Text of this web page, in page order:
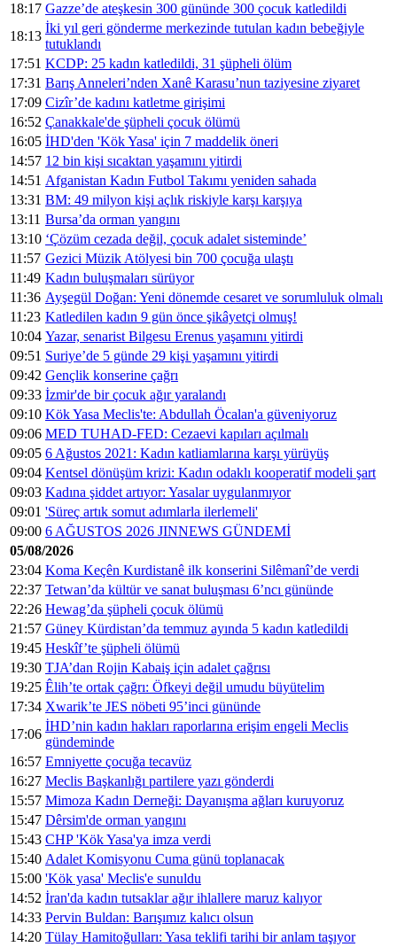
18:17 Gazze’de ateşkesin 300 gününde 300 çocuk katledildi
18:13
İki yıl geri gönderme merkezinde tutulan kadın bebeğiyle
tutuklandı
17:51 KCDP: 25 kadın katledildi, 31 şüpheli ölüm
17:31 Barış Anneleri’nden Xanê Karasu’nun taziyesine ziyaret
17:09 Cizîr’de kadını katletme girişimi
16:52 Çanakkale'de şüpheli çocuk ölümü
16:05 İHD'den 'Kök Yasa' için 7 maddelik öneri
14:57 12 bin kişi sıcaktan yaşamını yitirdi
14:51 Afganistan Kadın Futbol Takımı yeniden sahada
13:31 BM: 49 milyon kişi açlık riskiyle karşı karşıya
13:11 Bursa’da orman yangını
13:10 ‘Çözüm cezada değil, çocuk adalet sisteminde’
11:57 Gezici Müzik Atölyesi bin 700 çocuğa ulaştı
11:49 Kadın buluşmaları sürüyor
11:36 Ayşegül Doğan: Yeni dönemde cesaret ve sorumluluk olmalı
11:23 Katledilen kadın 9 gün önce şikâyetçi olmuş!
10:04 Yazar, senarist Bilgesu Erenus yaşamını yitirdi
09:51 Suriye’de 5 günde 29 kişi yaşamını yitirdi
09:42 Gençlik konserine çağrı
09:33 İzmir'de bir çocuk ağır yaralandı
09:10 Kök Yasa Meclis'te: Abdullah Öcalan'a güveniyoruz
09:06 MED TUHAD-FED: Cezaevi kapıları açılmalı
09:05 6 Ağustos 2021: Kadın katliamlarına karşı yürüyüş
09:04 Kentsel dönüşüm krizi: Kadın odaklı kooperatif modeli şart
09:03 Kadına şiddet artıyor: Yasalar uygulanmıyor
09:01 'Süreç artık somut adımlarla ilerlemeli'
09:00 6 AĞUSTOS 2026 JINNEWS GÜNDEMİ
05/08/2026
23:04 Koma Keçên Kurdistanê ilk konserini Silêmanî’de verdi
22:37 Tetwan’da kültür ve sanat buluşması 6’ncı gününde
22:26 Hewag’da şüpheli çocuk ölümü
21:57 Güney Kürdistan’da temmuz ayında 5 kadın katledildi
19:45 Heskîf’te şüpheli ölümü
19:30 TJA’dan Rojin Kabaiş için adalet çağrısı
19:25 Êlih’te ortak çağrı: Öfkeyi değil umudu büyütelim
17:34 Xwarik’te JES nöbeti 95’inci gününde
17:06
İHD’nin kadın hakları raporlarına erişim engeli Meclis
gündeminde
16:57 Emniyette çocuğa tecavüz
16:27 Meclis Başkanlığı partilere yazı gönderdi
15:57 Mimoza Kadın Derneği: Dayanışma ağları kuruyoruz
15:47 Dêrsim'de orman yangını
15:43 CHP 'Kök Yasa'ya imza verdi
15:40 Adalet Komisyonu Cuma günü toplanacak
15:00 'Kök yasa' Meclis'e sunuldu
14:52 İran'da kadın tutsaklar ağır ihlallere maruz kalıyor
14:33 Pervin Buldan: Barışımız kalıcı olsun
14:20 Tülay Hamitoğulları: Yasa teklifi tarihi bir anlam taşıyor